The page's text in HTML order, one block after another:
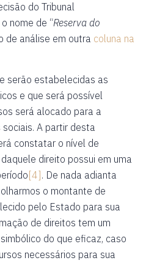
do Tribunal
nome de “Reserva do
de análise em outra coluna na
serão estabelecidas as
e que será possível
será alocado para a
A partir desta
constatar o nível de
direito possui em uma
[4] . De nada adianta
o montante de
pelo Estado para sua
de direitos tem um
do que eficaz, caso
necessários para sua